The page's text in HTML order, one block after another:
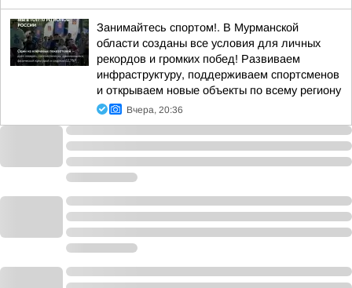
Занимайтесь спортом!. В Мурманской
области созданы все условия для личных
рекордов и громких побед! Развиваем
инфраструктуру, поддерживаем спортсменов
и открываем новые объекты по всему региону
Вчера, 20:36